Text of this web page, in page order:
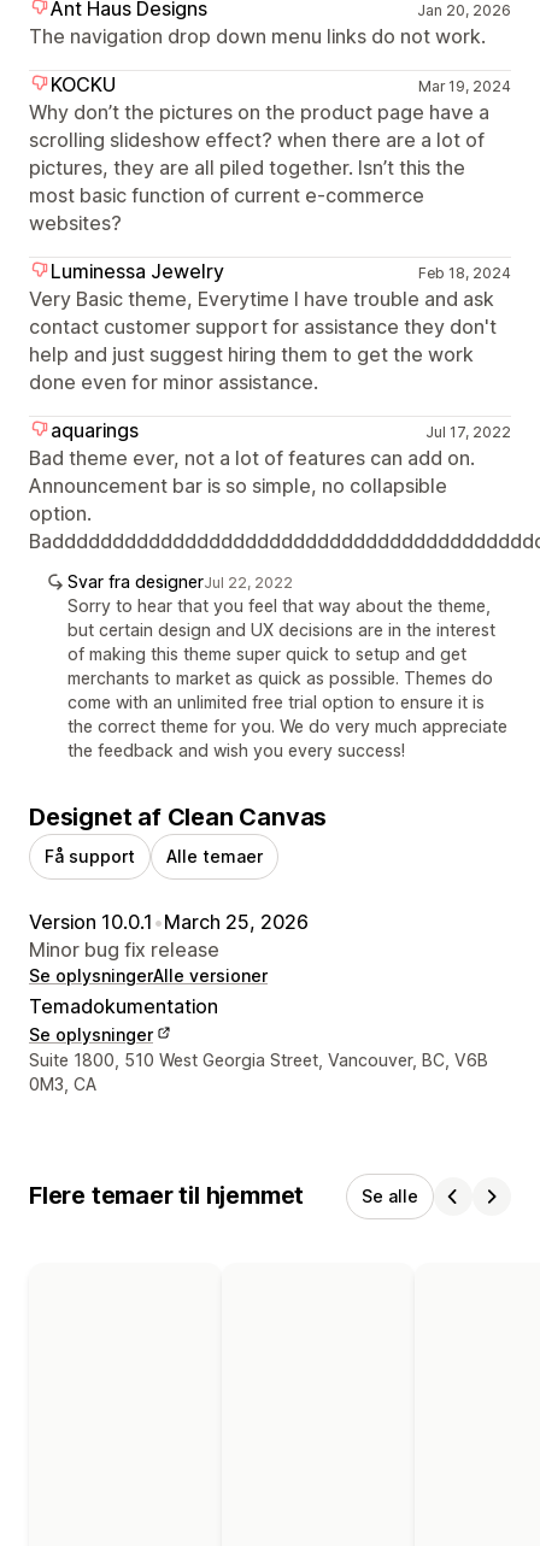
Ant Haus Designs Jan 20, 2026
The navigation drop down menu links do not work.
KOCKU
Mar 19, 2024
Why don’t the pictures on the product page have a
scrolling slideshow effect? when there are a lot of
pictures, they are all piled together. Isn’t this the
most basic function of current e-commerce
websites?
Luminessa Jewelry
Feb 18, 2024
Very Basic theme, Everytime I have trouble and ask
contact customer support for assistance they don't
help and just suggest hiring them to get the work
done even for minor assistance.
aquarings
Jul 17, 2022
Bad theme ever, not a lot of features can add on.
Announcement bar is so simple, no collapsible
option.
Svar fra designerJul 22, 2022
Sorry to hear that you feel that way about the theme,
but certain design and UX decisions are in the interest
of making this theme super quick to setup and get
merchants to market as quick as possible. Themes do
come with an unlimited free trial option to ensure it is
the correct theme for you. We do very much appreciate
the feedback and wish you every success!
Designet af Clean Canvas
Få support Alle temaer
Version 10.0.1 •March 25, 2026
Minor bug fix release
Se oplysningerAlle versioner
Temadokumentation
Se oplysninger
Se kontaktoplysninger
Suite 1800, 510 West Georgia Street, Vancouver, BC, V6B
0M3, CA
Flere temaer til hjemmet Se alle